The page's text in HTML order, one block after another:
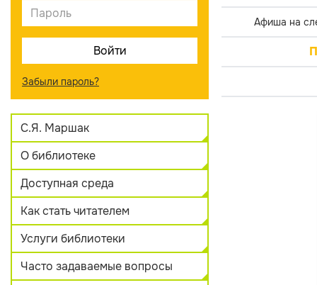
Забыли пароль?
С.Я. Маршак
О библиотеке
Доступная среда
Как стать читателем
Услуги библиотеки
Часто задаваемые вопросы
Афиша на